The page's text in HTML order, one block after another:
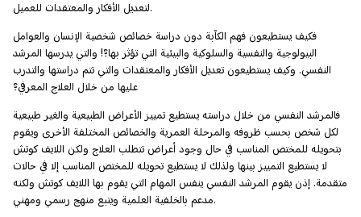
لتعديل الأفكار والمعتقدات للعميل.
فكيف يستطيعون فهم الكآبة دون دراسة خصائص شخصية الإنسان والعوامل
البيولوجية والنفسية والسلوكية والبيئية التي تؤثر بها؟! والتي يدرسها المرشد
النفسي. وكيف يستطيعون تعديل الأفكار والمعتقدات والتي تتم دراستها والتدرب
عليها من خلال العلاج المعرفي؟
فالمرشد النفسي من خلال دراسته يستطيع تمييز الأعراض الطبيعية والغير طبيعية
لكل شخص بحسب ظروفه والمرحلة العمرية والخصائص المختلفة الأخرى ويقوم
بتحويله للمختص المناسب في حال وجود أعراض تتطلب العلاج ولكن اللايف كوتش
لا يستطيع التمييز بينها ولذلك لا يستطيع تحويله للمختص المناسب إلا في حالات
متقدمة. إذن يقوم المرشد النفسي ينفس المهام التي يقوم بها اللايف كوتش ولكنه
مدعم بالخلفية العلمية ويتبع منهج رسمي ومهني.